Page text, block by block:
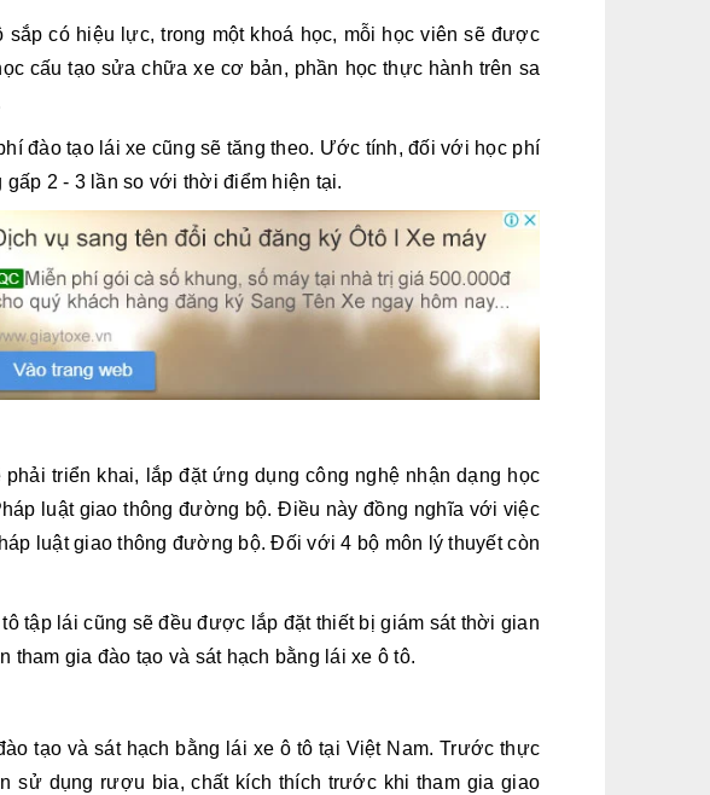
có hiệu lực, trong một khoá học, mỗi học viên sẽ được
cấu tạo sửa chữa xe cơ bản, phần học thực hành trên sa
đào tạo lái xe cũng sẽ tăng theo. Ước tính, đối với học phí
2 - 3 lần so với thời điểm hiện tại.
triển khai, lắp đặt ứng dụng công nghệ nhận dạng học
luật giao thông đường bộ. Điều này đồng nghĩa với việc
luật giao thông đường bộ. Đối với 4 bộ môn lý thuyết còn
tập lái cũng sẽ đều được lắp đặt thiết bị giám sát thời gian
gia đào tạo và sát hạch bằng lái xe ô tô.
tạo và sát hạch bằng lái xe ô tô tại Việt Nam. Trước thực
sử dụng rượu bia, chất kích thích trước khi tham gia giao